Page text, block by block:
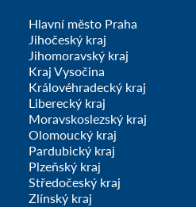
Hlavní město Praha
Jihočeský kraj
Jihomoravský kraj
Kraj Vysočina
Královéhradecký kraj
Liberecký kraj
Moravskoslezský kraj
Olomoucký kraj
Pardubický kraj
Plzeňský kraj
Středočeský kraj
Zlínský kraj